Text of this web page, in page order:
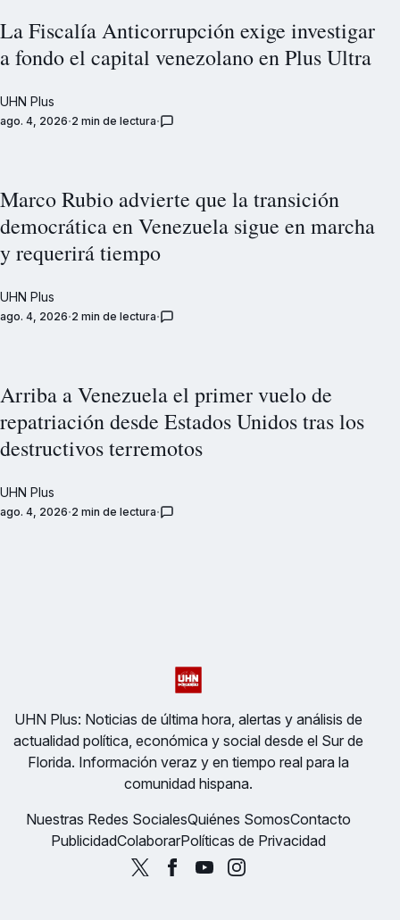
La Fiscalía Anticorrupción exige investigar
a fondo el capital venezolano en Plus Ultra
UHN Plus
ago. 4, 2026 2 min de lectura
Marco Rubio advierte que la transición
democrática en Venezuela sigue en marcha
y requerirá tiempo
UHN Plus
ago. 4, 2026 2 min de lectura
Arriba a Venezuela el primer vuelo de
repatriación desde Estados Unidos tras los
destructivos terremotos
UHN Plus
ago. 4, 2026 2 min de lectura
UHN Plus: Noticias de última hora, alertas y análisis de
actualidad política, económica y social desde el Sur de
Florida. Información veraz y en tiempo real para la
comunidad hispana.
Nuestras Redes SocialesQuiénes SomosContacto
PublicidadColaborarPolíticas de Privacidad